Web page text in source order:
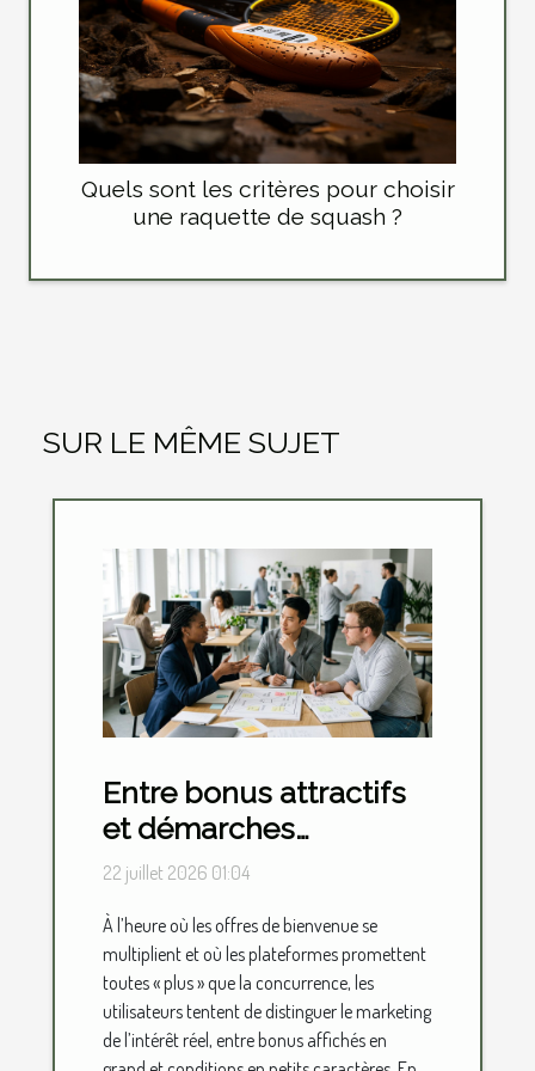
Quels sont les critères pour choisir
une raquette de squash ?
SUR LE MÊME SUJET
Entre bonus attractifs
et démarches
d’inscription, où se
ajoutée ?
22 juillet 2026 01:04
À l’heure où les offres de bienvenue se
multiplient et où les plateformes promettent
toutes « plus » que la concurrence, les
utilisateurs tentent de distinguer le marketing
de l’intérêt réel, entre bonus affichés en